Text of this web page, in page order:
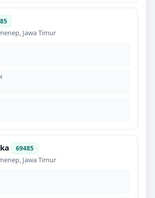
, Jawa Timur
69485
, Jawa Timur